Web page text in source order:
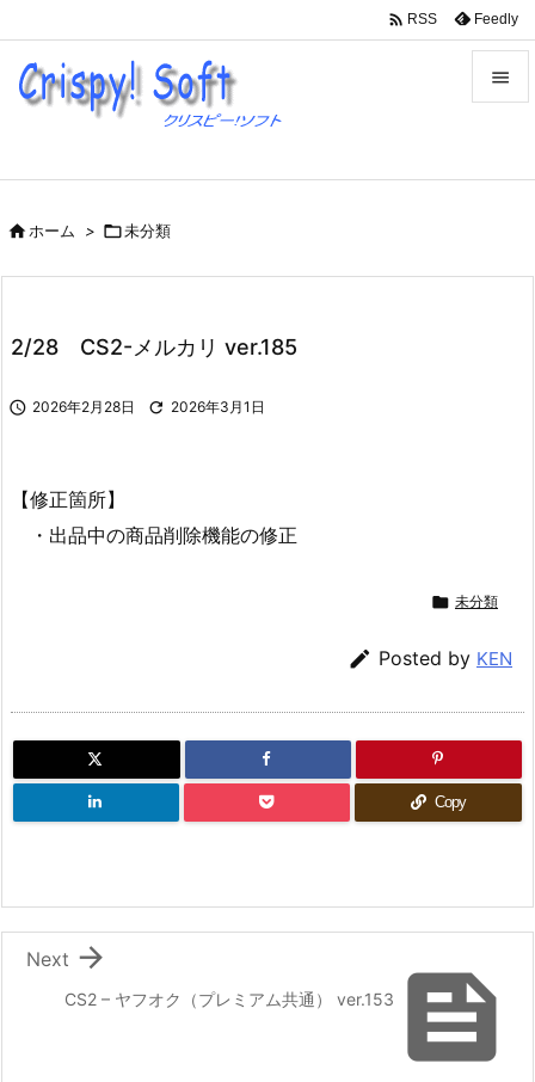


前へ
 RSS Feedly
ホーム > 未分類
2/28 CS2-メルカリ ver.185
 2026年2月28日  2026年3月1日
【修正箇所】
・出品中の商品削除機能の修正
 未分類
 Posted by KEN
Copy

CS2 – ヤフオク（プレミアム共通） ver.153

Next